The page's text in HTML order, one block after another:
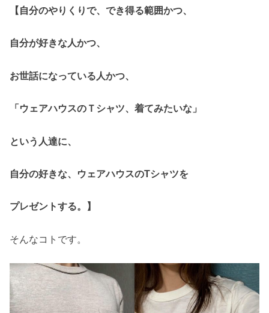
【自分のやりくりで、でき得る範囲かつ、
自分が好きな人かつ、
お世話になっている人かつ、
「ウェアハウスのＴシャツ、着てみたいな」
という人達に、
自分の好きな、ウェアハウスのTシャツを
プレゼントする。】
そんなコトです。